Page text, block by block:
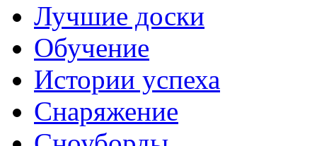
Лучшие доски
Обучение
Истории успеха
Снаряжение